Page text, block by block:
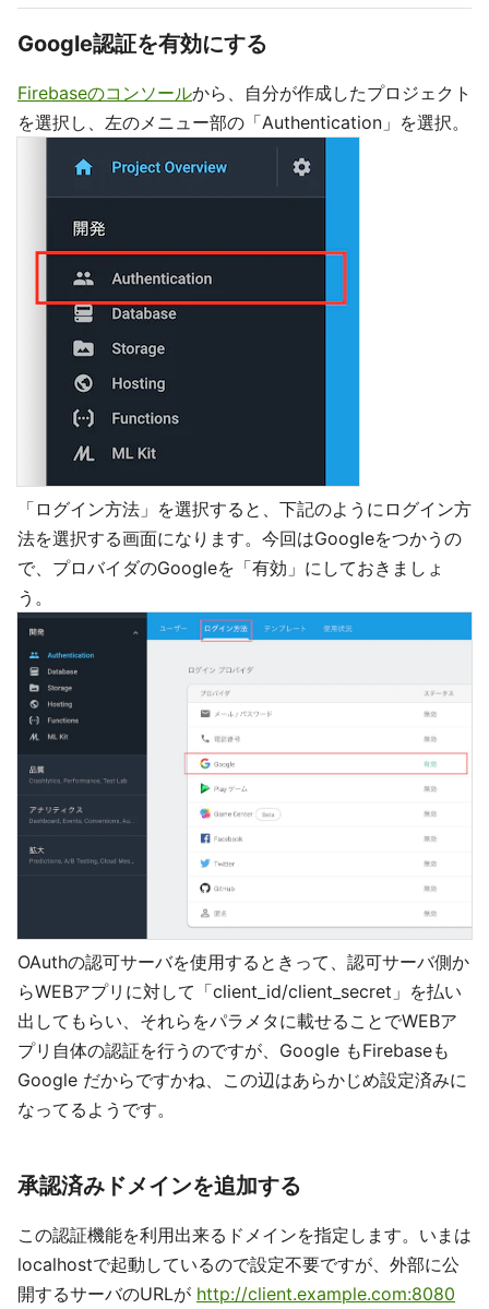
Google認証を有効にする
Firebaseのコンソールから、自分が作成したプロジェクト
を選択し、左のメニュー部の「Authentication」を選択。
「ログイン方法」を選択すると、下記のようにログイン方
法を選択する画面になります。今回はGoogleをつかうの
で、プロバイダのGoogleを「有効」にしておきましょ
う。
OAuthの認可サーバを使用するときって、認可サーバ側か
らWEBアプリに対して「client_id/client_secret」を払い
出してもらい、それらをパラメタに載せることでWEBア
プリ自体の認証を行うのですが、Google もFirebaseも
Google だからですかね、この辺はあらかじめ設定済みに
なってるようです。
承認済みドメインを追加する
この認証機能を利用出来るドメインを指定します。いまは
localhostで起動しているので設定不要ですが、外部に公
開するサーバのURLが http://client.example.com:8080